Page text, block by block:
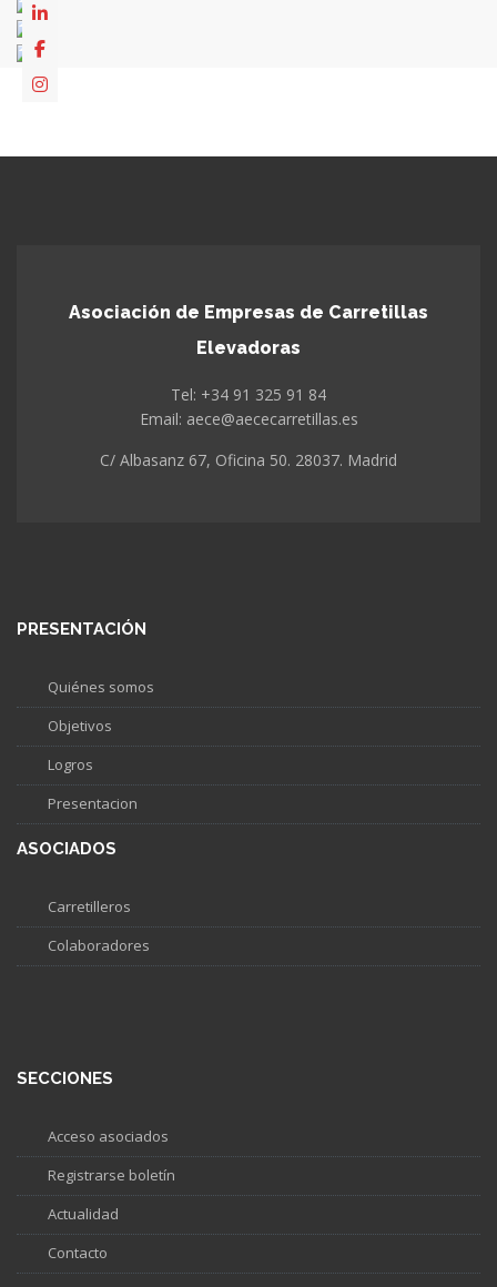
Asociación de Empresas de Carretillas
Elevadoras
Tel: +34 91 325 91 84
Email: aece@aececarretillas.es
C/ Albasanz 67, Oficina 50. 28037. Madrid
PRESENTACIÓN
Quiénes somos
Objetivos
Logros
Presentacion
ASOCIADOS
Carretilleros
Colaboradores
SECCIONES
Acceso asociados
Registrarse boletín
Actualidad
Contacto